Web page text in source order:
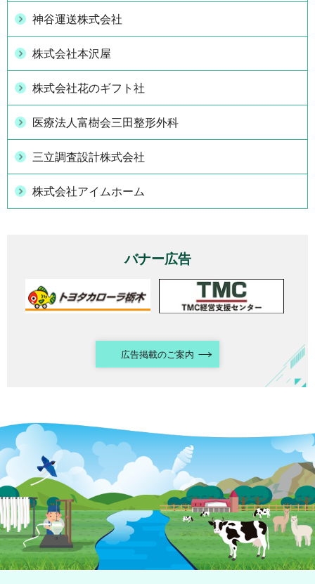
神谷運送株式会社
株式会社本沢屋
株式会社花のギフト社
医療法人富樹会三田整形外科
三立調査設計株式会社
株式会社アイムホーム
バナー広告
広告掲載のご案内